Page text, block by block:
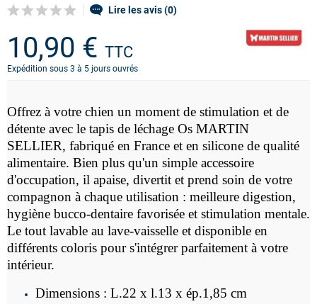
Lire les avis (0)
10,90 € TTC
Expédition sous 3 à 5 jours ouvrés
Offrez à votre chien un moment de stimulation et de
détente avec le tapis de léchage Os MARTIN
SELLIER, fabriqué en France et en silicone de qualité
alimentaire. Bien plus qu'un simple accessoire
d'occupation, il apaise, divertit et prend soin de votre
compagnon à chaque utilisation : meilleure digestion,
hygiène bucco-dentaire favorisée et stimulation mentale.
Le tout lavable au lave-vaisselle et disponible en
différents coloris pour s'intégrer parfaitement à votre
intérieur.
Dimensions : L.22 x l.13 x ép.1,85 cm